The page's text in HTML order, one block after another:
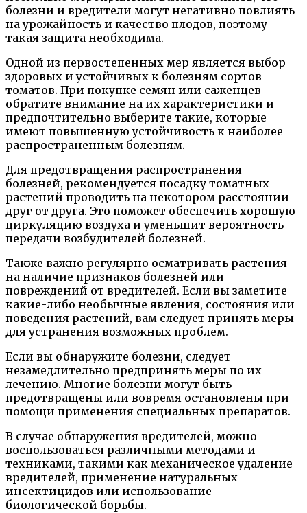
болезни и вредители могут негативно повлиять
на урожайность и качество плодов, поэтому
такая защита необходима.
Одной из первостепенных мер является выбор
здоровых и устойчивых к болезням сортов
томатов. При покупке семян или саженцев
обратите внимание на их характеристики и
предпочтительно выберите такие, которые
имеют повышенную устойчивость к наиболее
распространенным болезням.
Для предотвращения распространения
болезней, рекомендуется посадку томатных
растений проводить на некотором расстоянии
друг от друга. Это поможет обеспечить хорошую
циркуляцию воздуха и уменьшит вероятность
передачи возбудителей болезней.
Также важно регулярно осматривать растения
на наличие признаков болезней или
повреждений от вредителей. Если вы заметите
какие-либо необычные явления, состояния или
поведения растений, вам следует принять меры
для устранения возможных проблем.
Если вы обнаружите болезни, следует
незамедлительно предпринять меры по их
лечению. Многие болезни могут быть
предотвращены или вовремя остановлены при
помощи применения специальных препаратов.
В случае обнаружения вредителей, можно
воспользоваться различными методами и
техниками, такими как механическое удаление
вредителей, применение натуральных
инсектицидов или использование
биологической борьбы.